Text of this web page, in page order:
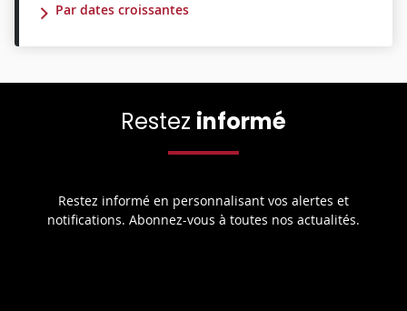
Par dates croissantes
Restez informé
Restez informé en personnalisant vos alertes et
notifications. Abonnez-vous à toutes nos actualités.